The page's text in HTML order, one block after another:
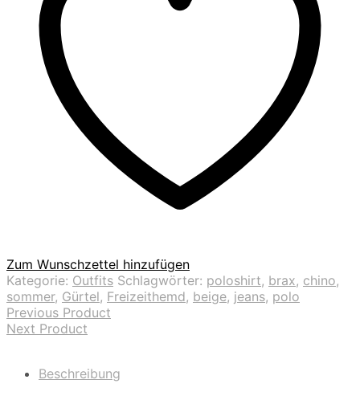
Zum Wunschzettel hinzufügen
Kategorie: Outfits Schlagwörter: poloshirt, brax, chino,
sommer, Gürtel, Freizeithemd, beige, jeans, polo
Previous Product
Next Product
Beschreibung